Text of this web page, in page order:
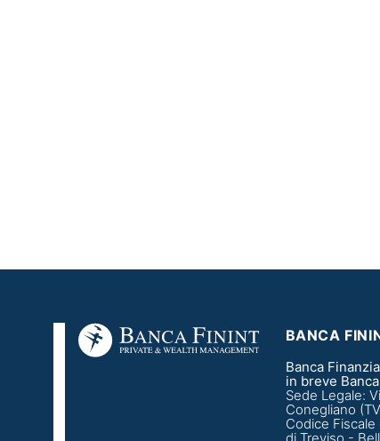
BANCA
Banca
in breve
Sede Legale:
Conegliano
Codice
di Treviso -